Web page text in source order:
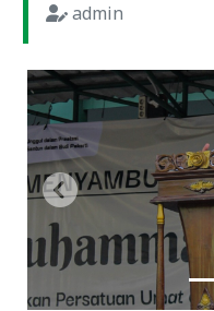
admin
Previous